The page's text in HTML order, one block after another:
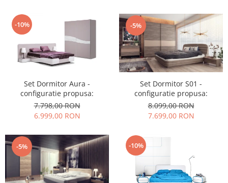
-10%
Set Dormitor Aura -
configuratie propusa:
7.798,00 RON
6.999,00 RON
-5%
Set Dormitor S01 -
configuratie propusa:
8.099,00 RON
7.699,00 RON
-5% -10%